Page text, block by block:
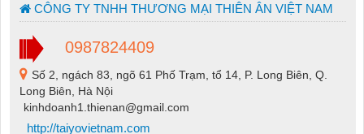
CÔNG TY TNHH THƯƠNG MẠI THIÊN ÂN VIỆT NAM
0987824409
Số 2, ngách 83, ngõ 61 Phố Trạm, tổ 14, P. Long Biên, Q.
Long Biên, Hà Nội
kinhdoanh1.thienan@gmail.com
http://taiyovietnam.com